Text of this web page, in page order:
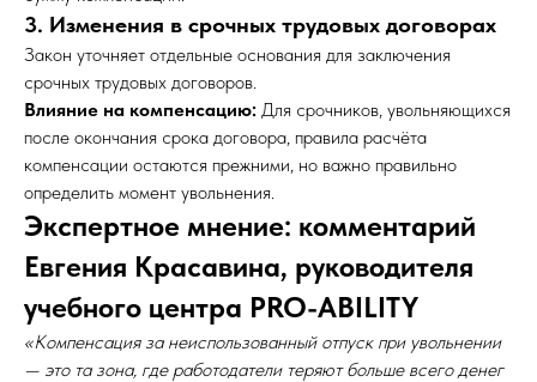
3. Изменения в срочных трудовых договорах
Закон уточняет отдельные основания для заключения
срочных трудовых договоров.
Влияние на компенсацию: Для срочников, увольняющихся
после окончания срока договора, правила расчёта
компенсации остаются прежними, но важно правильно
определить момент увольнения.
Экспертное мнение: комментарий
Евгения Красавина, руководителя
учебного центра PRO-ABILITY
«Компенсация за неиспользованный отпуск при увольнении
— это та зона, где работодатели теряют больше всего денег